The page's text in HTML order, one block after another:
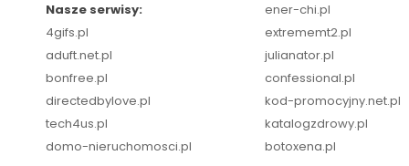
Nasze serwisy:
4gifs.pl
aduft.net.pl
bonfree.pl
directedbylove.pl
tech4us.pl
domo-nieruchomosci.pl
ener-chi.pl
extrememt2.pl
julianator.pl
confessional.pl
kod-promocyjny.net.pl
katalogzdrowy.pl
botoxena.pl